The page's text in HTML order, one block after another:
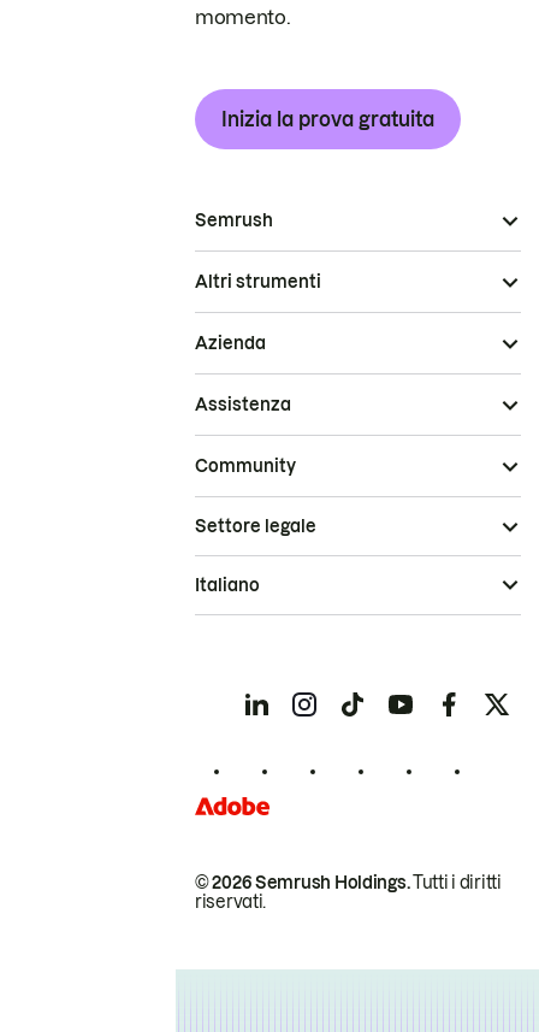
momento.
Inizia la prova gratuita
Semrush
Altri strumenti
Azienda
Assistenza
Community
© 2026 Semrush Holdings.Tutti i diritti
riservati.
Settore legale
Italiano